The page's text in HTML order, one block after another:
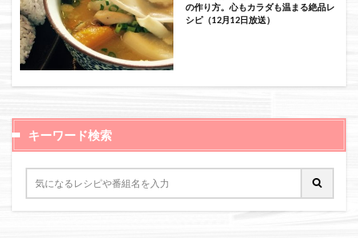
の作り方。心もカラダも温まる絶品レ
シピ（12月12日放送）
キーワード検索
絞り込み検索